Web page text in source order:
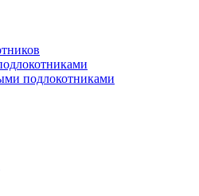
подлокотниками